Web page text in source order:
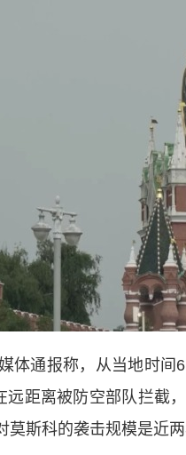
通报称，从当地时间6
远距离被防空部队拦截
斯科的袭击规模是近两